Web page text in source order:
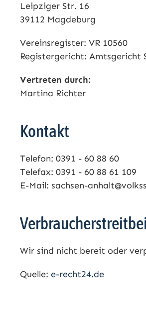
Leipziger Str. 16
39112 Magdeburg
Vereinsregister: VR 10560
Registergericht: Amtsgericht
Vertreten durch:
Martina Richter
Kontakt
Telefon: 0391 - 60 88 60
Telefax: 0391 - 60 88 61 109
E-Mail: sachsen-
Wir sind nicht bereit oder
Quelle: e-recht24.de